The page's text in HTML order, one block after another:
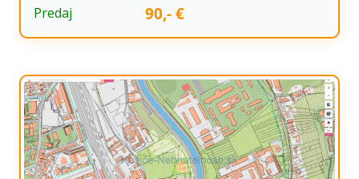
Predaj 90,- €